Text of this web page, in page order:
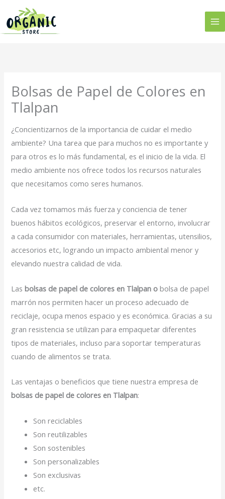
contenido
Bolsas de Papel de Colores en
Tlalpan
¿Concientizarnos de la importancia de cuidar el medio
ambiente? Una tarea que para muchos no es importante y
para otros es lo más fundamental, es el inicio de la vida. El
medio ambiente nos ofrece todos los recursos naturales
que necesitamos como seres humanos.
Cada vez tomamos más fuerza y conciencia de tener
buenos hábitos ecológicos, preservar el entorno, involucrar
a cada consumidor con materiales, herramientas, utensilios,
accesorios etc, logrando un impacto ambiental menor y
elevando nuestra calidad de vida.
Lasbolsas de papel de colores en Tlalpan o bolsa de papel
marrón nos permiten hacer un proceso adecuado de
reciclaje, ocupa menos espacio y es económica. Gracias a su
gran resistencia se utilizan para empaquetar diferentes
tipos de materiales, incluso para soportar temperaturas
cuando de alimentos se trata.
Las ventajas o beneficios que tiene nuestra empresa de
bolsas de papel de colores en Tlalpan:
Son reciclables
Son reutilizables
Son sostenibles
Son personalizables
Son exclusivas
etc.